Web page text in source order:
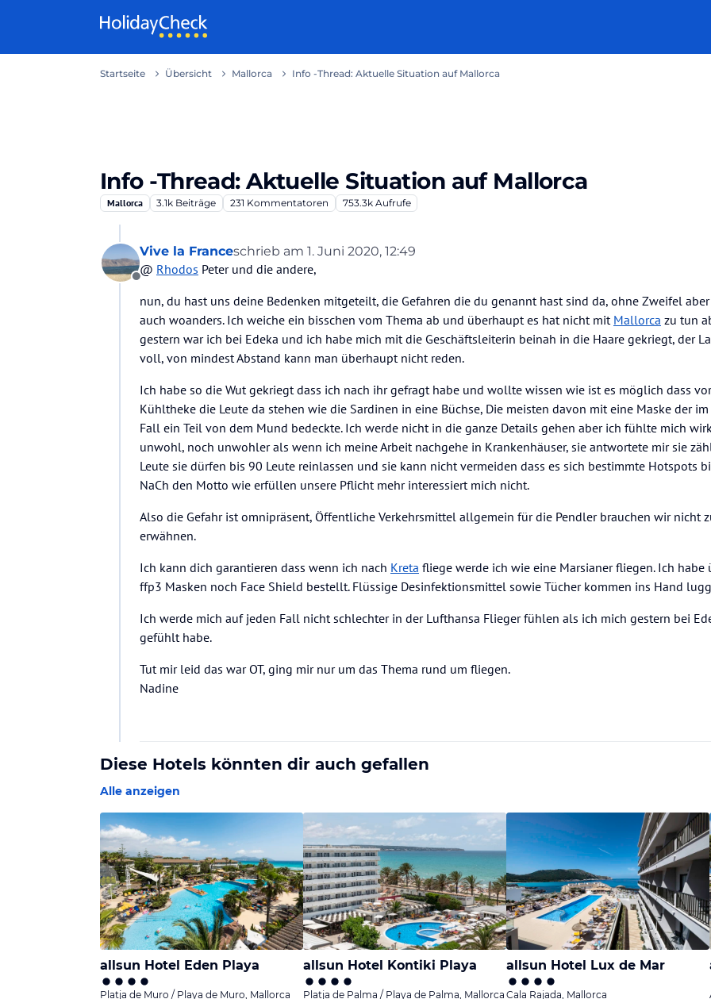
Startseite Übersicht Mallorca Info -Thread: Aktuelle Situation auf Mallorca
Info -Thread: Aktuelle Situation auf Mallorca
Mallorca 3.1k Beiträge 231 Kommentatoren 753.3k Aufrufe
Offline
Vive la Franceschrieb am 1. Juni 2020, 12:49
zuletzt editiert von Vive la France
@ Rhodos Peter und die andere,
nun, du hast uns deine Bedenken mitgeteilt, die Gefahren die du genannt hast sind da, ohne Zweifel
auch woanders. Ich weiche ein bisschen vom Thema ab und überhaupt es hat nicht mit Mallorca zu tun
gestern war ich bei Edeka und ich habe mich mit die Geschäftsleiterin beinah in die Haare gekriegt, der
voll, von mindest Abstand kann man überhaupt nicht reden.
Ich habe so die Wut gekriegt dass ich nach ihr gefragt habe und wollte wissen wie ist es möglich dass
Kühltheke die Leute da stehen wie die Sardinen in eine Büchse, Die meisten davon mit eine Maske der
Fall ein Teil von dem Mund bedeckte. Ich werde nicht in die ganze Details gehen aber ich fühlte mich
unwohl, noch unwohler als wenn ich meine Arbeit nachgehe in Krankenhäuser, sie antwortete mir sie
Leute sie dürfen bis 90 Leute reinlassen und sie kann nicht vermeiden dass es sich bestimmte Hotspots
NaCh den Motto wie erfüllen unsere Pflicht mehr interessiert mich nicht.
Also die Gefahr ist omnipräsent, Öffentliche Verkehrsmittel allgemein für die Pendler brauchen wir nicht
erwähnen.
Ich kann dich garantieren dass wenn ich nach Kreta fliege werde ich wie eine Marsianer fliegen. Ich habe
ffp3 Masken noch Face Shield bestellt. Flüssige Desinfektionsmittel sowie Tücher kommen ins Hand
Ich werde mich auf jeden Fall nicht schlechter in der Lufthansa Flieger fühlen als ich mich gestern bei
gefühlt habe.
Tut mir leid das war OT, ging mir nur um das Thema rund um fliegen.
Nadine